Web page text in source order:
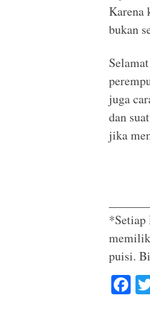
Karena
bukan
juga
dan
jika
*Setiap
puisi.
F